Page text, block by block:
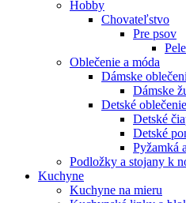
Hobby
Chovateľstvo
Pre psov
Oblečenie a móda
Dámske
Dámske
Detské oblečenie
Detské
Detské
Pyžamká
Podložky a stojany k
Kuchyne
Kuchyne na mieru